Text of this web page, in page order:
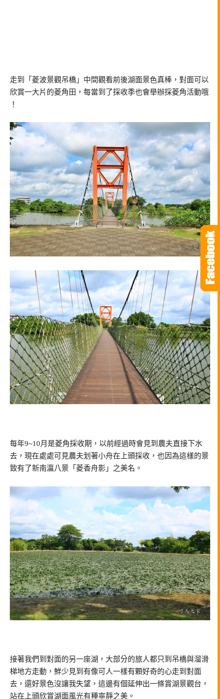
走到「菱波景觀吊橋」中間觀看前後湖面景色真棒，對面可以
欣賞一大片的菱角田，每當到了採收季也會舉辦採菱角活動哦
！
每年9~10月是菱角採收期，以前經過時會見到農夫直接下水
去，現在處處可見農夫划著小舟在上頭採收，也因為這樣的景
致有了新南瀛八景「菱香舟影」之美名。
接著我們到對面的另一座湖，大部分的旅人都只到吊橋與溜滑
梯地方走動，鮮少見到有像可人一樣有顆好奇的心走到對面
去，還好景色沒讓我失望，這邊有個延伸出一條賞湖景觀台，
站在上頭欣賞湖面風光有種寧靜之美。